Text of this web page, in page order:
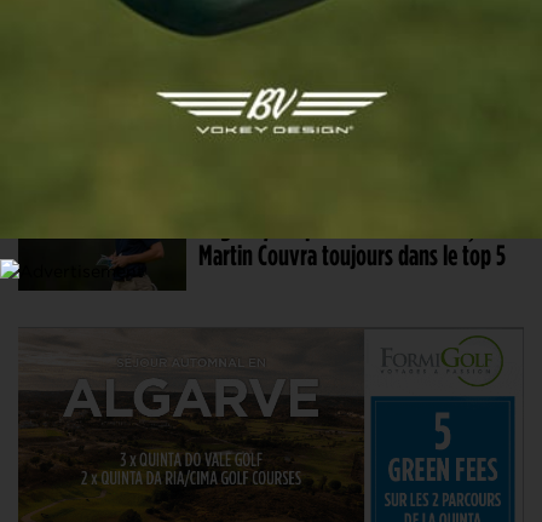
Rasmus Neergaard-Petersen rattrape
Angel Ayora, Robin Sciot-Siegrist à 18
Martin Couvra toujours dans le top 5